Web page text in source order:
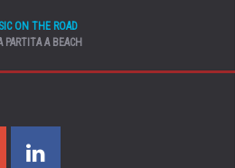
ON THE ROAD
PARTITA A BEACH